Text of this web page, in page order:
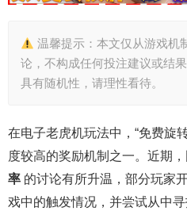
温馨提示：本文仅从游戏机
论，不构成任何投注建议或结
具有随机性，请理性看待。
在电子老虎机玩法中，“免费旋
度较高的奖励机制之一。近期
率 的讨论有所升温，部分玩家
戏中的触发情况，并尝试从中寻